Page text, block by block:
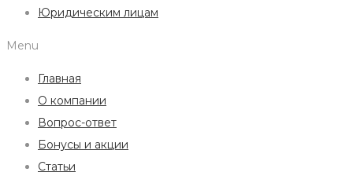
Юридическим лицам
Menu
Главная
О компании
Вопрос-ответ
Бонусы и акции
Статьи